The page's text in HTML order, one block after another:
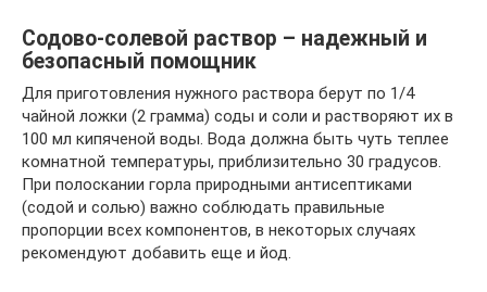
Содово-солевой раствор – надежный и
безопасный помощник
Для приготовления нужного раствора берут по 1/4
чайной ложки (2 грамма) соды и соли и растворяют их в
100 мл кипяченой воды. Вода должна быть чуть теплее
комнатной температуры, приблизительно 30 градусов.
При полоскании горла природными антисептиками
(содой и солью) важно соблюдать правильные
пропорции всех компонентов, в некоторых случаях
рекомендуют добавить еще и йод.